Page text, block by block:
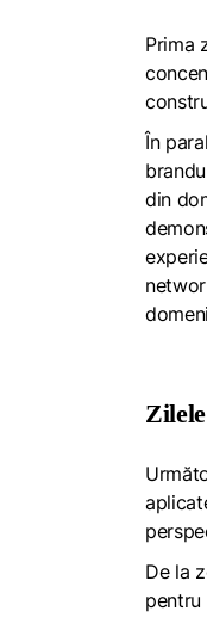
Prima
În
din
De la
pentru